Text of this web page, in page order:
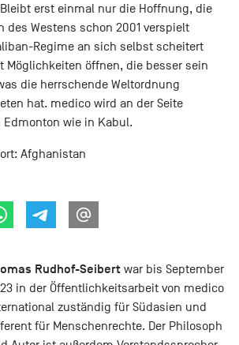
erst einmal nur die Hoffnung, die
des Westens schon 2001 verspielt
Regime an sich selbst scheitert
Möglichkeiten öffnen, die besser sein
die herrschende Weltordnung
hat. medico wird an der Seite
Edmonton wie in Kabul.
Afghanistan
Rudhof-Seibert war bis September
in der Öffentlichkeitsarbeit von medico
zuständig für Südasien und
für Menschenrechte. Der Philosoph